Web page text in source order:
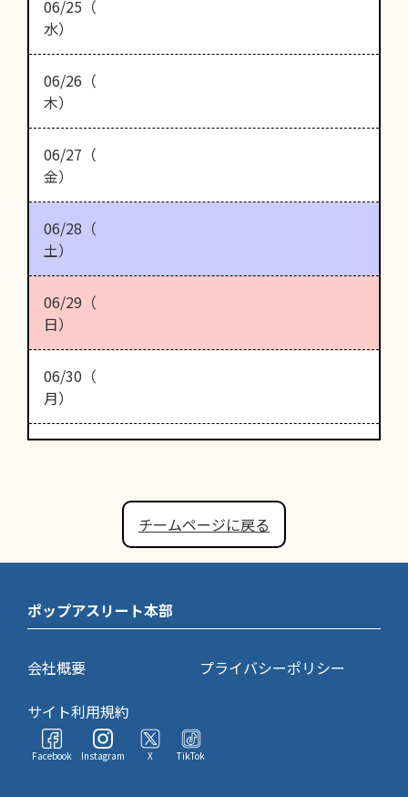
06/25（
水）
06/26（
木）
06/27（
金）
06/28（
土）
06/29（
日）
06/30（
月）
チームページに戻る
ポップアスリート本部
会社概要
プライバシーポリシー
サイト利用規約
Facebook Instagram X TikTok